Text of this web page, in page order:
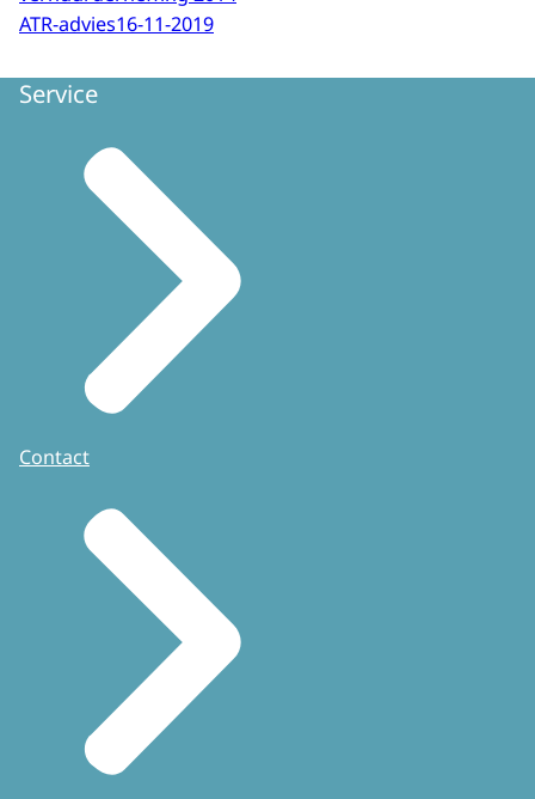
ATR-advies16-11-2019
Service
Contact